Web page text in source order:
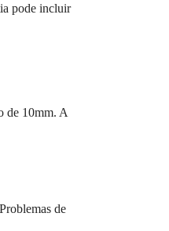
pode incluir
de 10mm. A
de